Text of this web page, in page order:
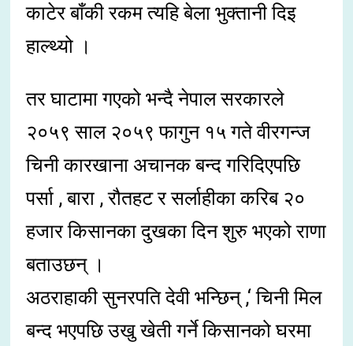
काटेर बाँकी रकम त्यहि बेला भुक्तानी दिइ
हाल्थ्यो ।
तर घाटामा गएको भन्दै नेपाल सरकारले
२०५९ साल २०५९ फागुन १५ गते वीरगन्ज
चिनी कारखाना अचानक बन्द गरिदिएपछि
पर्सा , बारा , रौतहट र सर्लाहीका करिब २०
हजार किसानका दुखका दिन शुरु भएको राणा
बताउछन् ।
अठराहाकी सुनरपति देवी भन्छिन् ,‘ चिनी मिल
बन्द भएपछि उखु खेती गर्ने किसानको घरमा